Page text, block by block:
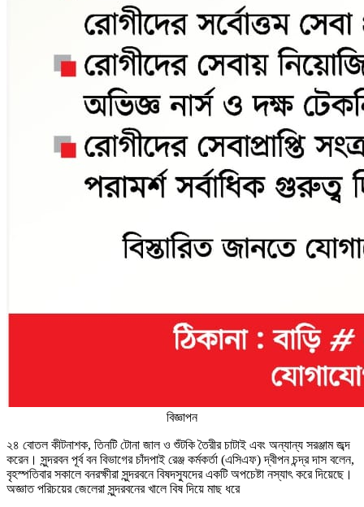
বিজ্ঞাপন
২৪ বোতল কীটনাশক, তিনটি টোনা জাল ও শুঁটকি তৈরীর চাটাই এবং অন্যান্য সরঞ্জাম জব্দ
করেন। সুন্দরবন পূর্ব বন বিভাগের চাঁদপাই রেঞ্জ কর্মকর্তা (এসিএফ) দ্বীপন চন্দ্র দাস বলেন,
বৃহস্পতিবার সকালে বনরক্ষীরা সুন্দরবনে বিষদস্যুদের একটি অপচেষ্টা নস্যাৎ করে দিয়েছে।
অজ্ঞাত পরিচয়ের জেলেরা সুন্দরবনের খালে বিষ দিয়ে মাছ ধরে